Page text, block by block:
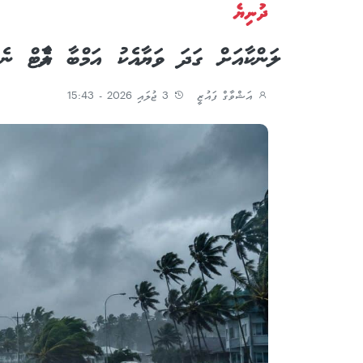
ދުނިޔެ
ލަންކާއަށް ގަދަ ވަޔާއެކު އަމްބާ އެލާޓް
އަޝްވާގް ފައުޒީ